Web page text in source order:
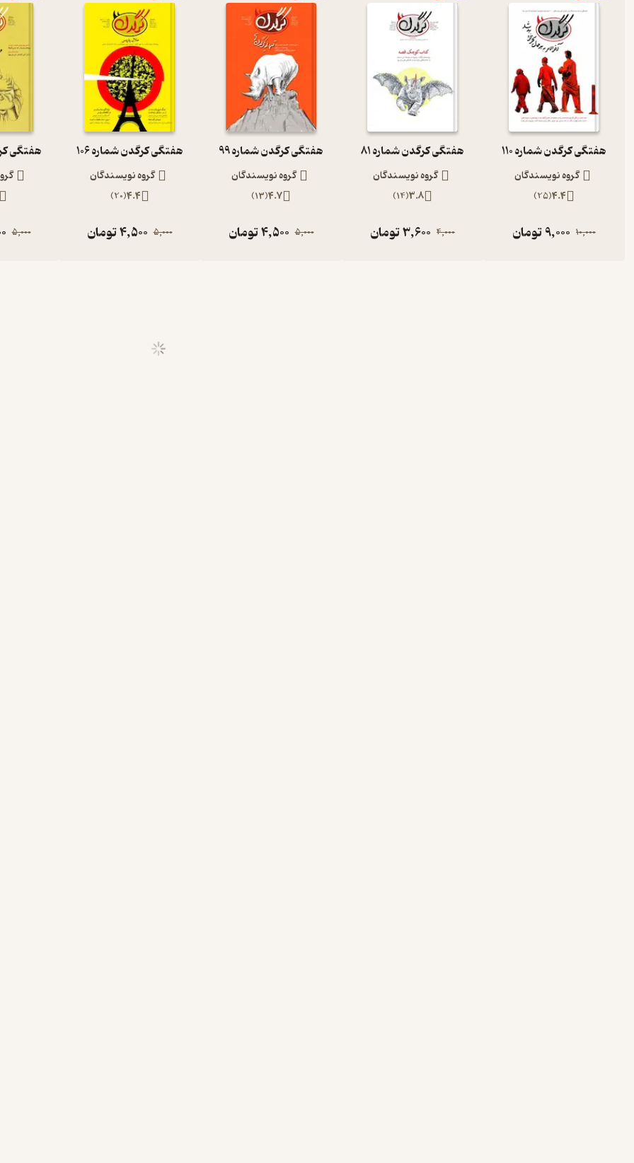
هفتگی کرگدن شماره 110
گروه نویسندگان
4.4
(
25
)
10,000
9,000تومان
هفتگی کرگدن شماره 81
گروه نویسندگان
3.8
(
14
)
4,000
3,600تومان
هفتگی کرگدن شماره 99
گروه نویسندگان
4.7
(
13
)
5,000
4,500تومان
هفتگی کرگدن شماره 106
گروه نویسندگان
4.4
(
20
)
5,000
4,500تومان
هفتگی
5,000